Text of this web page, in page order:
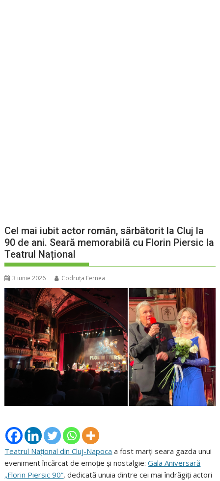
Cel mai iubit actor român, sărbătorit la Cluj la
90 de ani. Seară memorabilă cu Florin Piersic la
Teatrul Național
3 iunie 2026 Codruța Fernea
Teatrul Național din Cluj-Napoca a fost marți seara gazda unui
eveniment încărcat de emoție și nostalgie:Gala Aniversară
„Florin Piersic 90”, dedicată unuia dintre cei mai îndrăgiți actori